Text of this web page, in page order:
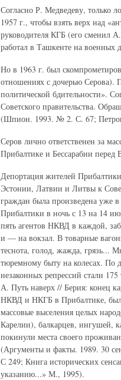
Согласно Р. Медведеву, только
1957 г., чтобы взять верх над
руководителя КГБ (его сменил
работал в Ташкенте на военных
Но в 1963 г. был
отношениях с дочерью Серова).
политической бдительности».
Советского правительства.
(Шпион. 1993. № 2. С. 67;
Серов лично ответственен за
Прибалтике и Бессарабии
Депортация жителей
Эстонии, Латвии и Литвы к
граждан была произведена уже
Прибалтики в ночь с 13 на 14
пять агентов НКВД в каждой,
и — на вокзал. В товарные
теснота, голод, жажда, грязь...
тюремному быту на колесах. По
незаконных репрессий стали
А. Путь наверх // Берия: конец
НКВД и НКГБ в Прибалтике, был
массовые выселения целых
Карелии), балкарцев, ингушей,
покинули места своего
(Аргументы и факты. 1989. 30
С 249; Книга исторических
указанию...» М., 1995).